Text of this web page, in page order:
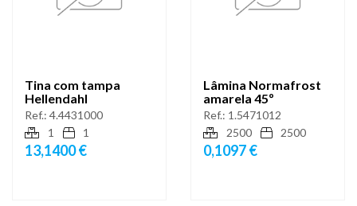
Tina com tampa
Hellendahl
Ref.: 4.4431000
1
1
13,1400 €
Lâmina Normafrost
amarela 45º
Ref.: 1.5471012
2500
2500
0,1097 €